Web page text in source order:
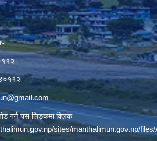
गर्न यस लिङ्कमा क्लिक
sites/manthalimun.gov.np/